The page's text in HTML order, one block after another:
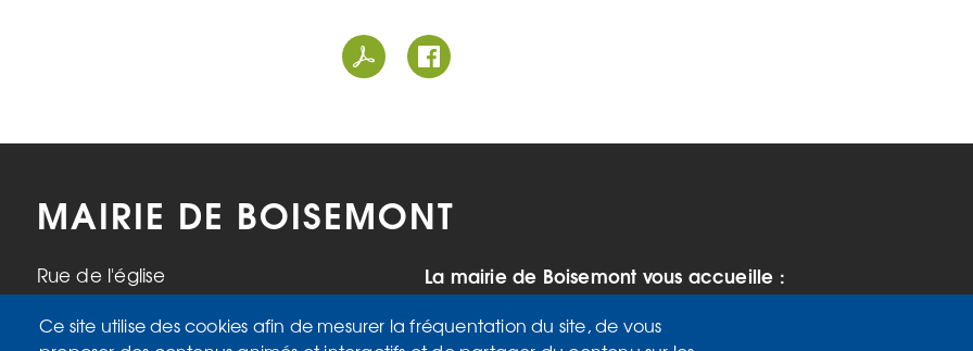
MAIRIE DE BOISEMONT
Rue de l'église
95000 Boisemont
Tél. 01 34 42 34 98
La mairie de Boisemont vous accueille :
Mardi, vendredi de 9h à 12h et de 14h à
17h
Ce site utilise des cookies afin de mesurer la fréquentation du site, de vous